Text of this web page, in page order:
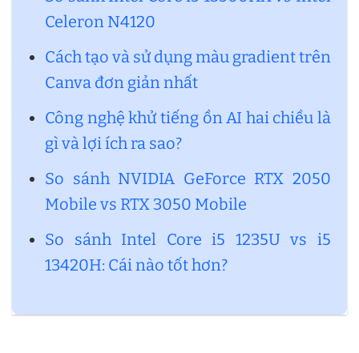
Celeron N4120
Cách tạo và sử dụng màu gradient trên
Canva đơn giản nhất
Công nghệ khử tiếng ồn AI hai chiều là
gì và lợi ích ra sao?
So sánh NVIDIA GeForce RTX 2050
Mobile vs RTX 3050 Mobile
So sánh Intel Core i5 1235U vs i5
13420H: Cái nào tốt hơn?